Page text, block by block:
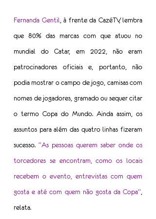
Fernanda Gentil , à frente da CazéTV, lembra
que 80% das marcas com que atuou no
mundial do Catar, em 2022, não eram
patrocinadores oficiais e, portanto, não
podia mostrar o campo de jogo, camisas com
nomes de jogadores, gramado ou sequer citar
o termo Copa do Mundo. Ainda assim, os
assuntos para além das quatro linhas fizeram
sucesso. “As pessoas querem saber onde os
torcedores se encontram, como os locais
recebem o evento, entrevistas com quem
gosta e até com quem não gosta da Copa”
relata.